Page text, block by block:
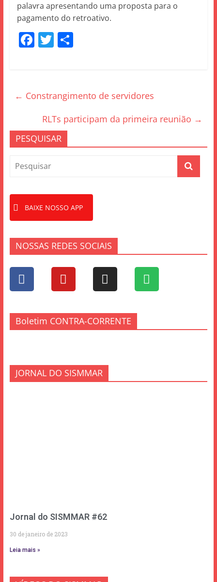
palavra apresentando uma proposta para o
pagamento do retroativo.
F
b
o
o
k
T S
← Constrangimento de servidores
RLTs participam da primeira reunião →
PESQUISAR
BAIXE NOSSO APP
NOSSAS REDES SOCIAIS
Boletim CONTRA-CORRENTE
JORNAL DO SISMMAR
Jornal do SISMMAR #62
30 de janeiro de 2023
Leia mais »